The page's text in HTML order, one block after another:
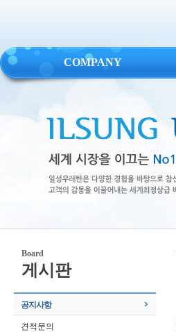
COMPANY
Board
게시판
공지사항
견적문의